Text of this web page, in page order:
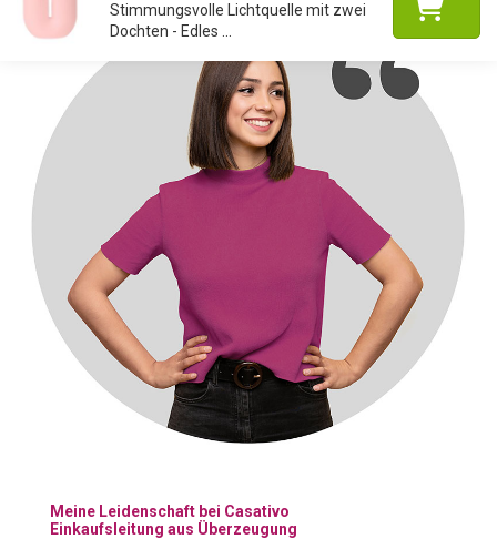
Stimmungsvolle Lichtquelle mit zwei
Dochten - Edles ...
Meine Leidenschaft bei Casativo
Einkaufsleitung aus Überzeugung